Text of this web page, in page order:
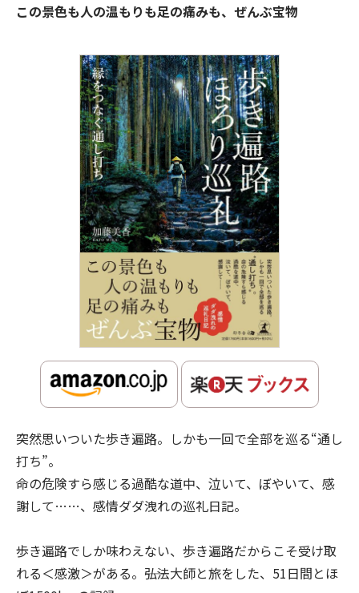
この景色も人の温もりも足の痛みも、ぜんぶ宝物
突然思いついた歩き遍路。しかも一回で全部を巡る“通し
打ち”。
命の危険すら感じる過酷な道中、泣いて、ぼやいて、感
謝して……、感情ダダ洩れの巡礼日記。
歩き遍路でしか味わえない、歩き遍路だからこそ受け取
れる＜感激＞がある。――弘法大師と旅をした、51日間とほ